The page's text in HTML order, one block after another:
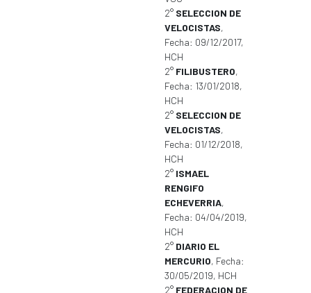
2° SELECCION DE
VELOCISTAS,
Fecha: 09/12/2017,
HCH
2° FILIBUSTERO,
Fecha: 13/01/2018,
HCH
2° SELECCION DE
VELOCISTAS,
Fecha: 01/12/2018,
HCH
2° ISMAEL
RENGIFO
ECHEVERRIA,
Fecha: 04/04/2019,
HCH
2° DIARIO EL
MERCURIO, Fecha:
30/05/2019, HCH
2° FEDERACION DE